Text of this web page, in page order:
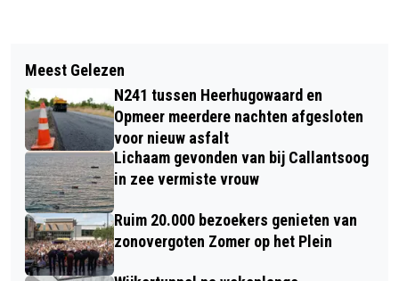
JE HUIS ISOLEREN? PROFITEER VAN
FINANCIËLE VOORDELEN
GENOMINEERDEN SPORTGALA
ALKMAAR 2025 BEKEND
Meest Gelezen
N241 tussen Heerhugowaard en
Opmeer meerdere nachten afgesloten
voor nieuw asfalt
Lichaam gevonden van bij Callantsoog
in zee vermiste vrouw
Ruim 20.000 bezoekers genieten van
zonovergoten Zomer op het Plein